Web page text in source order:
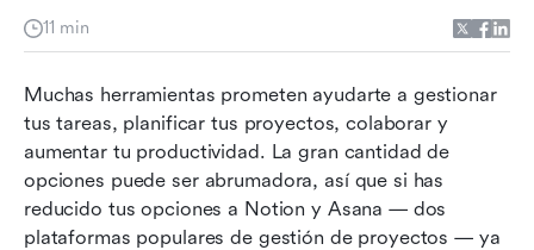
11 min
Muchas herramientas prometen ayudarte a gestionar
tus tareas, planificar tus proyectos, colaborar y
aumentar tu productividad. La gran cantidad de
opciones puede ser abrumadora, así que si has
reducido tus opciones a Notion y Asana — dos
plataformas populares de gestión de proyectos — ya
¿Cuál tiene el mejor soporte?
¿Cuál es más fácil para comenzar?
¿Cuál es más seguro y cumple con las
normativas?
¿Qué están diciendo los usuarios sobre ellos?